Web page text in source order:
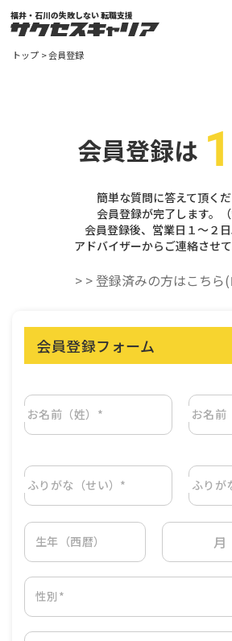
福井・石川の失敗しない 転職支援
トップ 会員登録
会員登録は
簡単な質問に答えて頂くだ
会員登録が完了します。（
会員登録後、営業日１～２日
アドバイザーからご連絡させて
> > 登録済みの方はこちら
会員登録フォーム
お名前（姓）* お名前
ふりがな（せい）* ふりが
生年（西暦） 月
性別*